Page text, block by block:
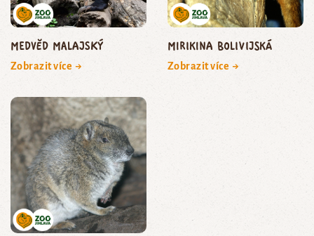
medvěd malajský
Zobrazit více →
mirikina bolivijská
Zobrazit více →